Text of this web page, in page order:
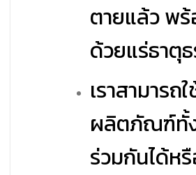
ตายแล้ว พ
ด้วยแร่ธาตุ
เราสามารถ
ผลิตภัณฑ์ทั้
ร่วมกันได้ห